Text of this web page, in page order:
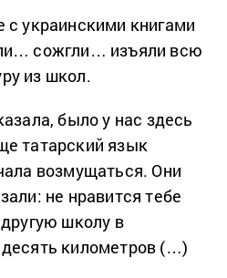
с украинскими книгами
сожгли… изъяли всю
из школ.
было у нас здесь
татарский язык
возмущаться. Они
не нравится тебе
школу в
километров (…)